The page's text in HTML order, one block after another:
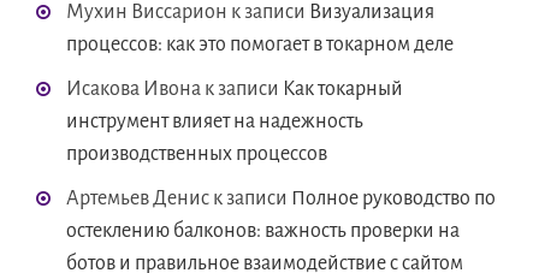
Мухин Виссарион к записи Визуализация
процессов: как это помогает в токарном деле
Исакова Ивона к записи Как токарный
инструмент влияет на надежность
производственных процессов
Артемьев Денис к записи Полное руководство по
остеклению балконов: важность проверки на
ботов и правильное взаимодействие с сайтом